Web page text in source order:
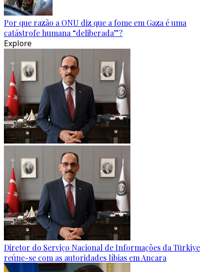
Por que razão a ONU diz que a fome em Gaza é uma
catástrofe humana “deliberada”?
Explore
Diretor do Serviço Nacional de Informações da Türkiye
reúne-se com as autoridades líbias em Ancara